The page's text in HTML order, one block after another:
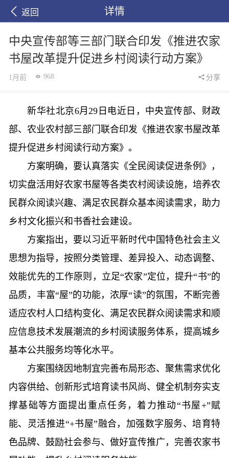
返回 详情
中央宣传部等三部门联合印发《推进农家
书屋改革提升促进乡村阅读行动方案》
1月前 968 分享
新华社北京6月29日电近日，中央宣传部、财政
部、农业农村部三部门联合印发《推进农家书屋改革
提升促进乡村阅读行动方案》。
方案明确，要认真落实《全民阅读促进条例》，
切实盘活用好农家书屋等各类农村阅读设施，培养农
民群众阅读兴趣、满足农民群众基本阅读需求，助力
乡村文化振兴和书香社会建设。
方案指出，要以习近平新时代中国特色社会主义
思想为指导，按照分类管理、差异投入、动态调整、
效能优先的工作原则，立足“农家”定位，提升“书”的
品质，丰富“屋”的功能，浓厚“读”的氛围，不断完善
适应农村人口结构变化、满足农民群众阅读需求和顺
应信息技术发展潮流的乡村阅读服务体系，提高城乡
基本公共服务均等化水平。
方案围绕因地制宜完善布局形态、聚焦需求优化
内容供给、创新形式培育读书风尚、健全机制夯实支
撑基础等方面提出重点任务，着力推动“书屋+”赋
能、灵活推进“+书屋”融合，加强数字服务、培育特
色品牌、鼓励社会参与、做好宣传推广，完善农家书